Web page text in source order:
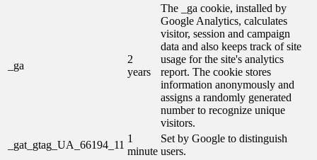
_ga
2
years
The _ga cookie, installed by
Google Analytics, calculates
visitor, session and campaign
data and also keeps track of site
usage for the site's analytics
report. The cookie stores
information anonymously and
assigns a randomly generated
number to recognize unique
visitors.
_gat_gtag_UA_66194_11
1
minute
Set by Google to distinguish
users.